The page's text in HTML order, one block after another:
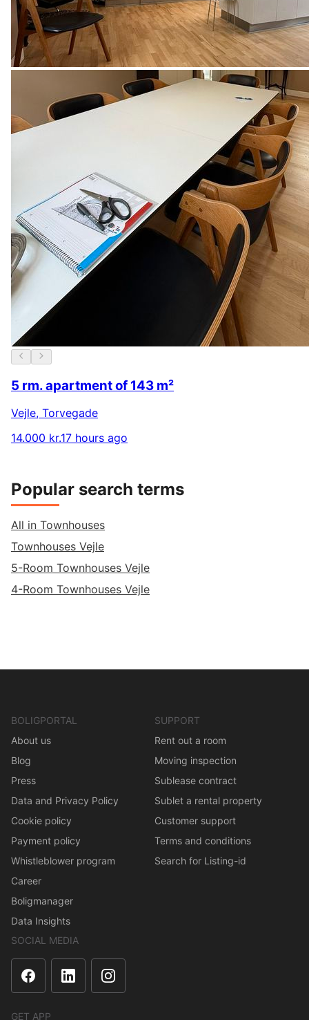
5 rm. apartment of 143 m²
Vejle, Torvegade
14.000 kr.17 hours ago
Popular search terms
All in Townhouses
Townhouses Vejle
5-Room Townhouses Vejle
4-Room Townhouses Vejle
BOLIGPORTAL
About us
Blog
Press
Data and Privacy Policy
Cookie policy
Payment policy
Whistleblower program
Career
Boligmanager
Data Insights
SUPPORT
Rent out a room
Moving inspection
Sublease contract
Sublet a rental property
Customer support
Terms and conditions
Search for Listing-id
SOCIAL MEDIA
GET APP